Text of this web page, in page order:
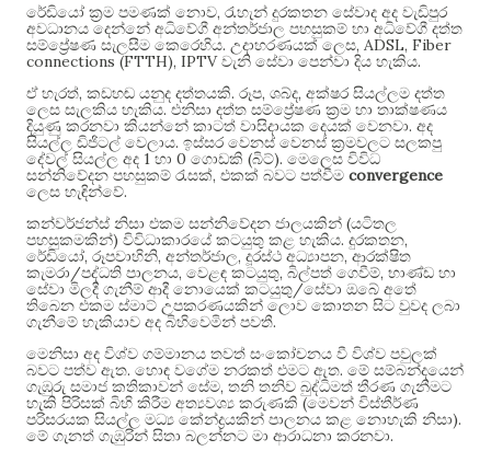
රේඩියෝ ක්‍රම පමණක් නොව, රැහැන් දුරකතන සේවාද අද වැඩිපුර
අවධානය දෙන්නේ අධිවේගී අන්තර්ජාල පහසුකම් හා අධිවේගී දත්ත
සම්ප්‍රේෂණ සැලසීම කෙරෙහිය. උදාහරණයක් ලෙස, ADSL, Fiber
connections (FTTH), IPTV වැනි සේවා පෙන්වා දිය හැකිය.
ඒ හැරත්, කඩහඬ යනුද දත්තයකි. රූප, ශබ්ද, අක්ෂර සියල්ලම දත්ත
ලෙස සැලකිය හැකිය.එනිසා දත්ත සම්ප්‍රේෂණ ක්‍රම හා තාක්ෂණය
දියුණු කරනවා කියන්නේ කාටත් වාසිදායක දෙයක් වෙනවා. අද
සියල්ල ඩිජිටල් වෙලාය. ඉස්සර වෙනස් වෙනස් ක්‍රමවලට සලකපු
දේවල් සියල්ල අද 1හා 0 ගොඩකි (බිට්). මෙලෙස විවිධ
සන්නිවේදන පහසුකම් රැසක්, එකක් බවට පත්වීම convergence
ලෙස හැඳින්වේ.
කන්වර්ජන්ස් නිසා එකම සන්නිවේදන ජාලයකින් (යටිතල
පහසුකමකින්) විවිධාකාරයේ කටයුතු කළ හැකිය. දුරකතන,
රේඩියෝ, රූපවාහිනි, අන්තර්ජාල,දූරස්ථ අධ්‍යාපන,ආරක්ෂිත
කැමරා /පද්ධති පාලනය, වෙළඳ කටයුතු, බිල්පත් ගෙවීම්, භාණ්ඩ හා
සේවා මිලදී ගැනීම් ආදී නොයෙක් කටයුතු/සේවා ඔබේ අතේ
තිබෙන එකම ස්මාට් උපකරණයකින් ලොව කොතන සිට වුවද ලබා
ගැනීමේ හැකියාව අද බිහිවෙමින් පවතී.
මෙනිසා අද විශ්ව ගම්මානය තවත් සංකෝචනය වී විශ්ව පවුලක්
බවට පත්ව ඇත. හොඳ වගේම නරකත් එමට ඇත. මේ සම්බන්දයෙන්
ගැඹුරු සමාජ කතිකාවන් සේම, තනි තනිව බුද්ධිමත් තීරණ ගැනීමට
හැකි පිරිසක් බිහි කිරීම අත්‍යවශ්‍ය කරුණකි (මෙවන් විස්තීර්ණ
පරිසරයක සියල්ල මධ්‍ය කේන්ද්‍රයකින් පාලනය කළ නොහැකි නිසා).
මේ ගැනත් ගැඹුරින් සිතා බලන්නට මා ආරාධනා කරනවා.